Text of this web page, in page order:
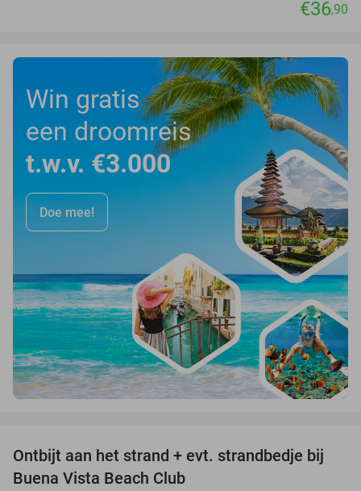
€36,90
Win gratis
een droomreis
t.w.v. €3.000
Doe mee!
54%
Ontbijt aan het strand + evt. strandbedje bij
Buena Vista Beach Club